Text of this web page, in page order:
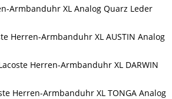
Armbanduhr XL Analog Quarz Leder
Herren-Armbanduhr XL AUSTIN Analog
Herren-Armbanduhr XL DARWIN
Herren-Armbanduhr XL TONGA Analog